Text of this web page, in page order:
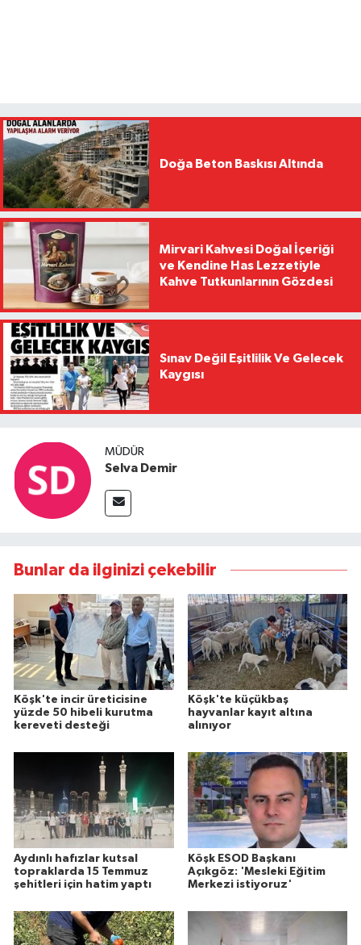
Doğa Beton Baskısı Altında
Mirvari Kahvesi Doğal İçeriği
ve Kendine Has Lezzetiyle
Kahve Tutkunlarının Gözdesi
Sınav Değil Eşitlilik Ve Gelecek
Kaygısı
MÜDÜR
Selva Demir
Bunlar da ilginizi çekebilir
Köşk'te incir üreticisine
yüzde 50 hibeli kurutma
kereveti desteği
Köşk'te küçükbaş
hayvanlar kayıt altına
alınıyor
Aydınlı hafızlar kutsal
topraklarda 15 Temmuz
şehitleri için hatim yaptı
Köşk ESOD Başkanı
Açıkgöz: 'Mesleki Eğitim
Merkezi istiyoruz'